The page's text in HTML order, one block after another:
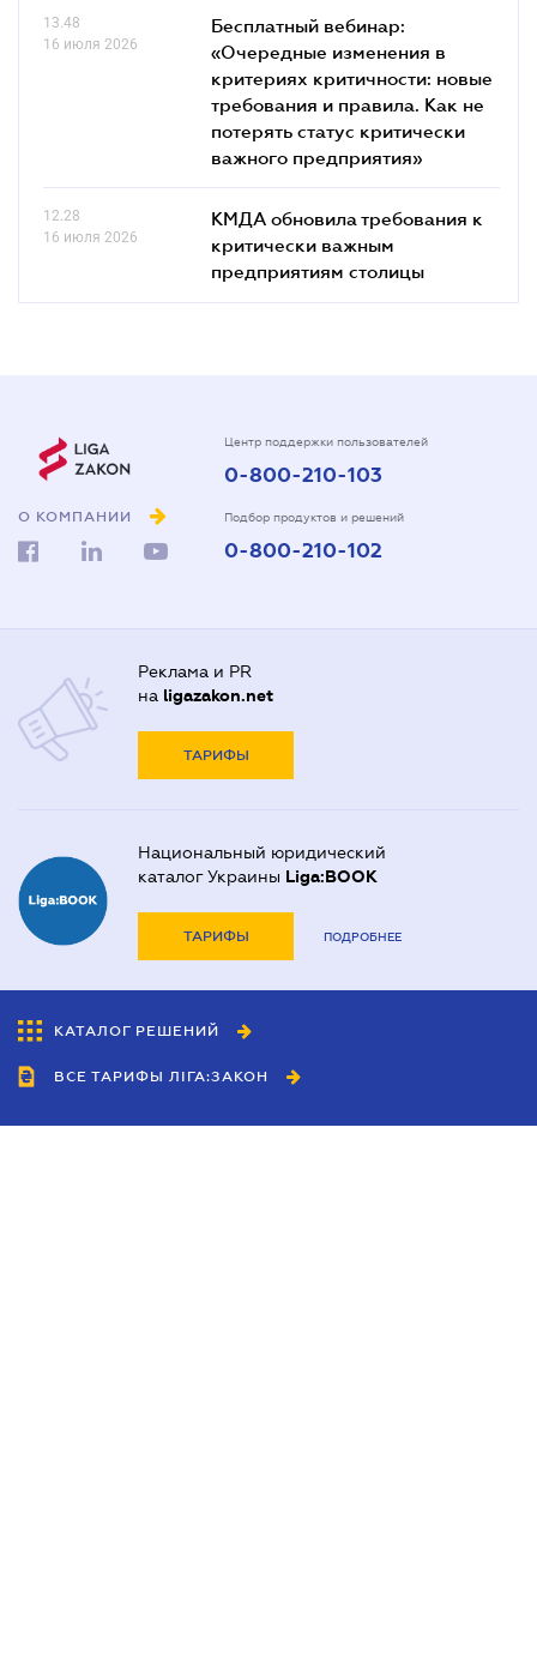
13.48
16 июля 2026
Бесплатный вебинар:
«Очередные изменения в
критериях критичности: новые
требования и правила. Как не
потерять статус критически
важного предприятия»
12.28
16 июля 2026
КМДА обновила требования к
критически важным
предприятиям столицы
О КОМПАНИИ
Центр поддержки пользователей
0-800-210-103
Подбор продуктов и решений
0-800-210-102
Реклама и PR
на ligazakon.net
ТАРИФЫ
Национальный юридический
каталог Украины Liga:BOOK
ТАРИФЫ ПОДРОБНЕЕ
КАТАЛОГ РЕШЕНИЙ
ВСЕ ТАРИФЫ ЛІГА:ЗАКОН